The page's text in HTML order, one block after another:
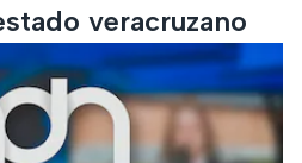
veracruzano